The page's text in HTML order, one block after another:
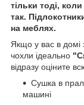
тільки тоді,
так.
на меблях.
Якщо у вас в домі
чохли ідеально
відразу оціните
Сушка в
машині